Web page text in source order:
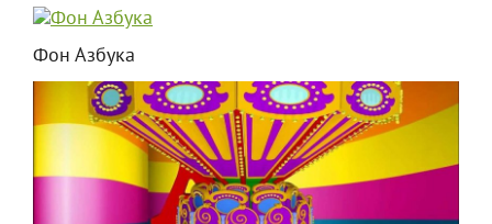
Фон Азбука